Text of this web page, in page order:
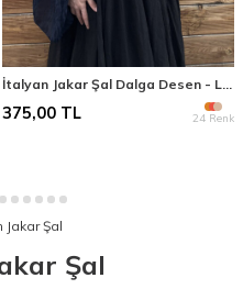
375,00 TL 24 Renk
Jakar Şal
Şal